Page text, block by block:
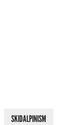
SKIDALPINISM